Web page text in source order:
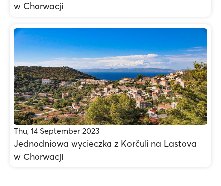
w Chorwacji
Thu, 14 September 2023
Jednodniowa wycieczka z Korčuli na Lastova
w Chorwacji